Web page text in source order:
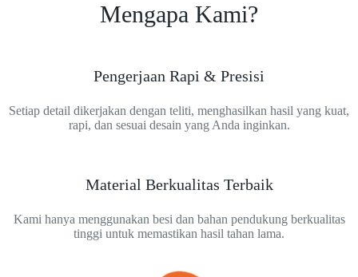
Mengapa Kami?
Pengerjaan Rapi & Presisi
Setiap detail dikerjakan dengan teliti, menghasilkan hasil yang kuat,
rapi, dan sesuai desain yang Anda inginkan.
Material Berkualitas Terbaik
Kami hanya menggunakan besi dan bahan pendukung berkualitas
tinggi untuk memastikan hasil tahan lama.